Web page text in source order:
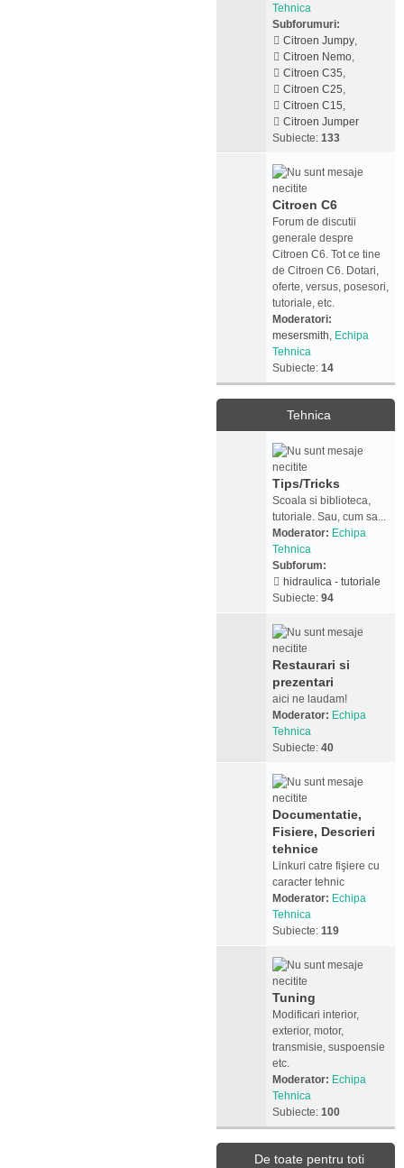
Tehnica
Subforumuri:
Citroen Jumpy,
Citroen Nemo,
Citroen C35,
Citroen C25,
Citroen C15,
Citroen Jumper
Subiecte: 133
Citroen C6
Forum de discutii
generale despre
Citroen C6. Tot ce tine
de Citroen C6. Dotari,
oferte, versus, posesori,
tutoriale, etc.
Moderatori:
mesersmith, Echipa
Tehnica
Subiecte: 14
Tehnica
Tips/Tricks
Scoala si biblioteca,
tutoriale. Sau, cum sa...
Moderator: Echipa
Tehnica
Subforum:
hidraulica - tutoriale
Subiecte: 94
Restaurari si
prezentari
aici ne laudam!
Moderator: Echipa
Tehnica
Subiecte: 40
Documentatie,
Fisiere, Descrieri
tehnice
Linkuri catre fişiere cu
caracter tehnic
Moderator: Echipa
Tehnica
Subiecte: 119
Tuning
Modificari interior,
exterior, motor,
transmisie, suspoensie
etc.
Moderator: Echipa
Tehnica
Subiecte: 100
De toate pentru toti